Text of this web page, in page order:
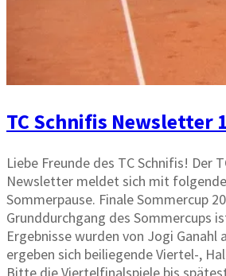
TC Schnifis Newsletter
Liebe Freunde des TC Schnifis! Der
Newsletter meldet sich mit
Sommerpause. Finale Sommercup
Grunddurchgang des Sommercups
Ergebnisse wurden von Jogi Ganahl
ergeben sich beiliegende Viertel-,
Bitte die Viertelfinalspiele bis